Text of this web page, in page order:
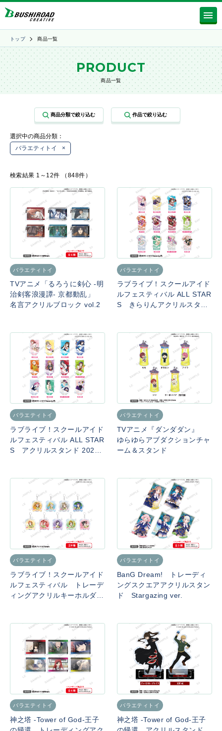
トップ 商品一覧
PRODUCT
商品一覧
選択中の商品分類：
バラエティトイ
×
検索結果 1～12件 （848件）
バラエティトイ
TVアニメ「るろうに剣心 -明
治剣客浪漫譚- 京都動乱」
名言アクリルブロック vol.2
バラエティトイ
ラブライブ！スクールアイド
ルフェスティバル ALL STAR
S きらりんアクリルスタン
バラエティトイ
ラブライブ！スクールアイド
ルフェスティバル ALL STAR
S アクリルスタンド 2026
バラエティトイ
TVアニメ『ダンダダン』
ゆらゆらアブダクションチャ
ーム＆スタンド
バラエティトイ
ラブライブ！スクールアイド
ルフェスティバル トレーデ
ィングアクリルキーホルダー
バラエティトイ
BanG Dream! トレーディ
ングスクエアアクリルスタン
ド Stargazing ver.
バラエティトイ
神之塔 -Tower of God-王子
バラエティトイ
神之塔 -Tower of God-王子